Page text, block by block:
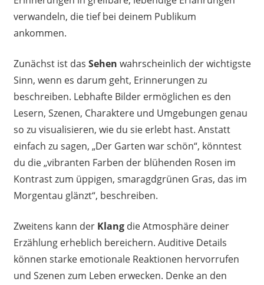
verwandeln, die tief bei deinem Publikum
ankommen.
Zunächst ist das Sehen wahrscheinlich der wichtigste
Sinn, wenn es darum geht, Erinnerungen zu
beschreiben. Lebhafte Bilder ermöglichen es den
Lesern, Szenen, Charaktere und Umgebungen genau
so zu visualisieren, wie du sie erlebt hast. Anstatt
einfach zu sagen, „Der Garten war schön“, könntest
du die „vibranten Farben der blühenden Rosen im
Kontrast zum üppigen, smaragdgrünen Gras, das im
Morgentau glänzt“, beschreiben.
Zweitens kann der Klangdie Atmosphäre deiner
Erzählung erheblich bereichern. Auditive Details
können starke emotionale Reaktionen hervorrufen
und Szenen zum Leben erwecken. Denke an den